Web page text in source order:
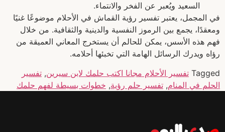
السعيد ويُعبر عن الفخر والانتماء.
في المجمل، يعتبر تفسير رؤية القماش في الأحلام موضوعًا غنيًا
ومعقدًا، يجمع بين الرموز النفسية والدينية والثقافية. من خلال
فهم هذه الأسس، يمكن للحالم أن يستخرج المعاني العميقة من
رؤاه ويدرك الرسائل الهامة التي تخبئها أحلامه.
Tagged تفسير الأحلام مجانا اكتب حلمك لابن سيرين, تفسير
الحلم في المنام, تفسير حلم رؤية, خطوات بسيطة لفهم حلمك